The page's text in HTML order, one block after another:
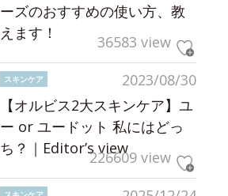
ーズのおすすめの使い方、教
えます！
36583 view
2023/08/30
スキンケア
【オルビス2大スキンケア】ユ
ー or ユードット 私にはどっ
ち？｜Editor’s view226609 view